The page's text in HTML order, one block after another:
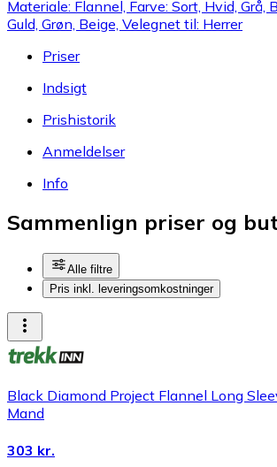
Materiale: Flannel, Farve: Sort, Hvid, Grå,
Guld, Grøn, Beige, Velegnet til: Herrer
Priser
Indsigt
Prishistorik
Anmeldelser
Info
Sammenlign priser og
Alle filtre
Pris inkl. leveringsomkostninger
Black Diamond Project Flannel Long
Mand
303 kr.